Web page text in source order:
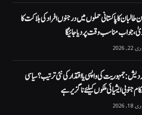
طالبان کا پاکستانی حملوں میں درجنوں افراد کی ہلاکت کا
جواب مناسب وقت پر دیا جائیگا
2026
دیش: جمہوریت کی واپسی یا اقتدار کی نئی ترتیب؟ سیاسی
جنوبی ایشیائی ملکوں کیلئے ناگزیر ہے
2026